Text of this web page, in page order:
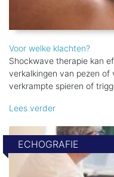
Voor welke klachten?
Shockwave therapie kan
verkalkingen van pezen of
verkrampte spieren of
Lees verder
ECHOGRAFIE